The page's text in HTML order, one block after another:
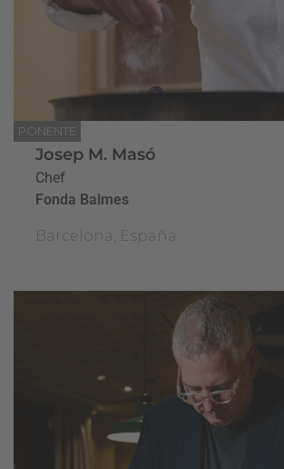
PONENTE
Josep M. Masó
Chef
Fonda Balmes
Barcelona, España